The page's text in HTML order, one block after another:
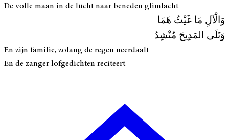
De volle maan in de lucht naar beneden glimlacht
وَالْآلِ مَا غَيْثٌ هَمَا
وَتَلَى المَدِيحَ مُنْشِدُ
En zijn familie, zolang de regen neerdaalt
En de zanger lofgedichten reciteert